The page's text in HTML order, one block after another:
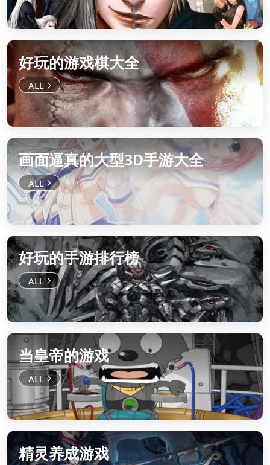
好玩的游戏棋大全
画面逼真的大型3D手游大全
好玩的手游排行榜
当皇帝的游戏
精灵养成游戏